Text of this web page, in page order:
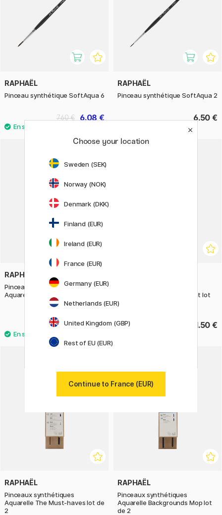
RAPHAËL
Pinceau synthétique SoftAqua 6
6.08 €
7.60 €
RAPHAËL
Pinceau synthétique SoftAqua 2
6.50 €
RAPHAËL
Pinceaux synthétiques
Aquarelle Travel set lot de 2
17.90 €
Aquarelle Backgrounds Flat lot
de 2
21.50 €
RAPHAËL
Pinceaux synthétiques
Aquarelle The Must-haves lot de
2
RAPHAËL
Pinceaux synthétiques
Aquarelle Backgrounds Mop lot
de 2
Choose your location
Sweden (SEK)
Norway (NOK)
Denmark (DKK)
Finland (EUR)
Ireland (EUR)
France (EUR)
Germany (EUR)
Netherlands (EUR)
United Kingdom (GBP)
Rest of EU (EUR)
Continue to France (EUR)